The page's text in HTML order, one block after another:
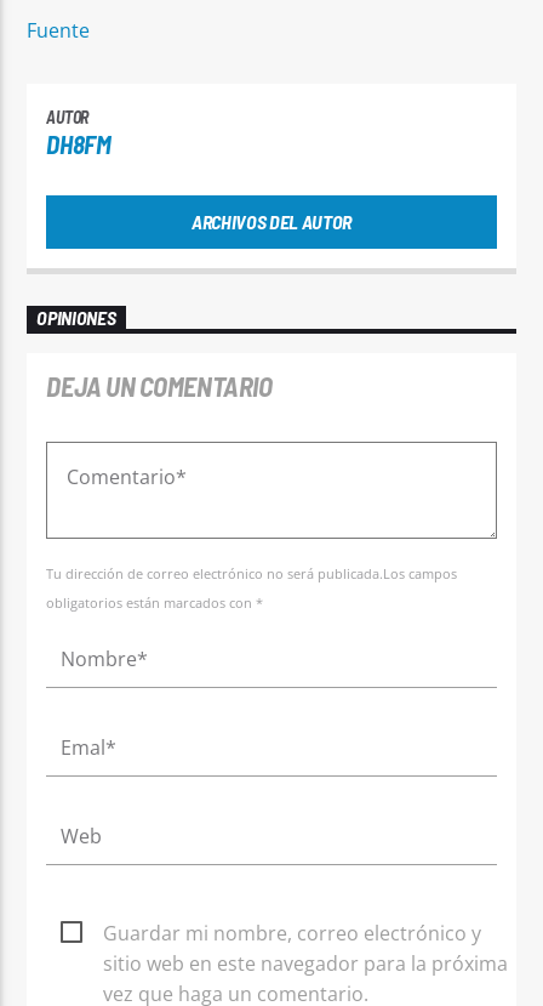
Fuente
AUTOR
DH8FM
ARCHIVOS DEL AUTOR
OPINIONES
DEJA UN COMENTARIO
Tu dirección de correo electrónico no será publicada.Los campos
obligatorios están marcados con *
Guardar mi nombre, correo electrónico y
sitio web en este navegador para la próxima
vez que haga un comentario.